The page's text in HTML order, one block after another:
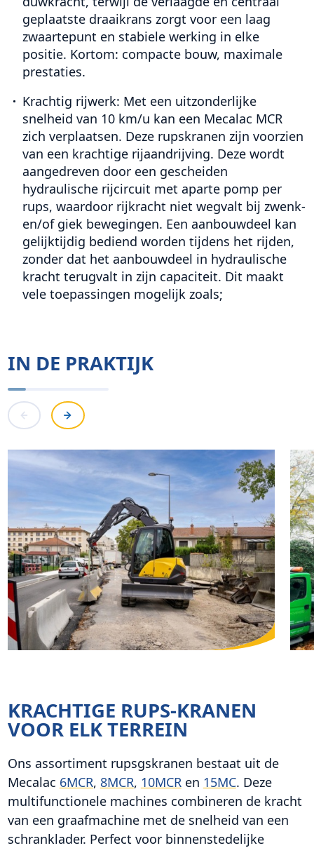
geplaatste draaikrans zorgt voor een laag
zwaartepunt en stabiele werking in elke
positie. Kortom: compacte bouw, maximale
prestaties.
Krachtig rijwerk: Met een uitzonderlijke
snelheid van 10 km/u kan een Mecalac MCR
zich verplaatsen. Deze rupskranen zijn voorzien
van een krachtige rijaandrijving. Deze wordt
aangedreven door een gescheiden
hydraulische rijcircuit met aparte pomp per
rups, waardoor rijkracht niet wegvalt bij zwenk-
en/of giek bewegingen. Een aanbouwdeel kan
gelijktijdig bediend worden tijdens het rijden,
zonder dat het aanbouwdeel in hydraulische
kracht terugvalt in zijn capaciteit. Dit maakt
vele toepassingen mogelijk zoals;
IN DE PRAKTIJK
KRACHTIGE RUPS-KRANEN
VOOR ELK TERREIN
Ons assortiment rupsgskranen bestaat uit de
Mecalac 6MCR, 8MCR, 10MCRen 15MC. Deze
multifunctionele machines combineren de kracht
van een graafmachine met de snelheid van een
schranklader. Perfect voor binnenstedelijke